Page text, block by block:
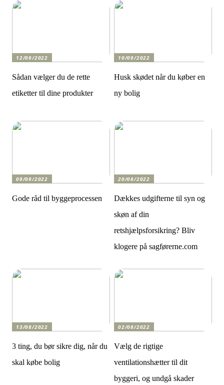
12/09/2022
Sådan vælger du de rette
etiketter til dine produkter
10/09/2022
Husk skødet når du køber en
ny bolig
09/09/2022
Gode råd til byggeprocessen
20/08/2022
Dækkes udgifterne til syn og
skøn af din
retshjælpsforsikring? Bliv
klogere på sagførerne.com
13/08/2022
3 ting, du bør sikre dig, når du
skal købe bolig
02/08/2022
Vælg de rigtige
ventilationshætter til dit
byggeri, og undgå skader